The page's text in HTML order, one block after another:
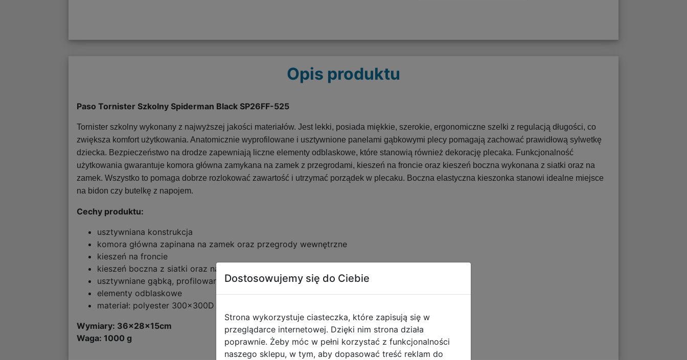
Opis produktu
Paso Tornister Szkolny Spiderman Black SP26FF-525
Tornister szkolny wykonany z najwyższej jakości materiałów. Jest lekki, posiada miękkie, szerokie, ergonomiczne szelki z regulacją długości, co
zwiększa komfort użytkowania. Anatomicznie wyprofilowane i usztywnione panelami gąbkowymi plecy pomagają zachować prawidłową sylwetkę
dziecka. Bezpieczeństwo na drodze zapewniają liczne elementy odblaskowe, które stanowią również dekorację plecaka. Funkcjonalność
użytkowania gwarantuje komora główna zamykana na zamek z przegrodami, kieszeń na froncie oraz kieszeń boczna wykonana z siatki oraz na
zamek. Wszystko to pomaga dobrze rozlokować zawartość i utrzymać porządek w plecaku. Boczna elastyczna kieszonka stanowi idealne miejsce
na bidon czy butelkę z napojem.
Cechy produktu:
usztywniana konstrukcja
komora główna zapinana na zamek oraz przegrody wewnętrzne
kieszeń na froncie
kieszeń boczna z siatki oraz na zamek
usztywniane gąbką, profilowane plecy
elementy odblaskowe
materiał: polyester 300x300D
Wymiary: 36x28x15cm
Waga: 1000 g
Dostosowujemy się do Ciebie
Strona wykorzystuje ciasteczka, które zapisują się w
przeglądarce internetowej. Dzięki nim strona działa
poprawnie. Żeby móc w pełni korzystać z funkcjonalności
naszego sklepu, w tym, aby dopasować treść reklam do